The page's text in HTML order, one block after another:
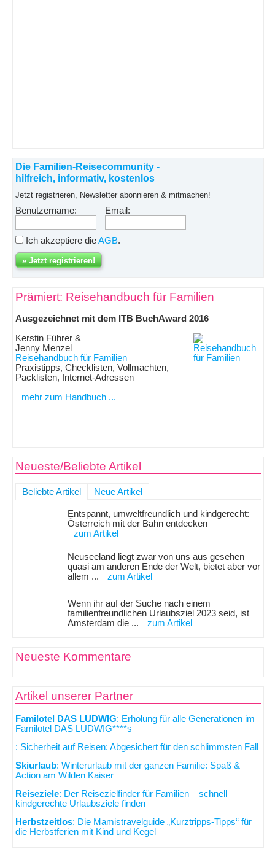
Die Familien-Reisecommunity -
hilfreich, informativ, kostenlos
Jetzt registrieren, Newsletter abonnieren & mitmachen!
Benutzername: Email:
Ich akzeptiere dieAGB.
Prämiert: Reisehandbuch für Familien
Ausgezeichnet mit dem ITB BuchAward 2016
Kerstin Führer &
Jenny Menzel
Reisehandbuch für Familien
Praxistipps, Checklisten, Vollmachten,
Packlisten, Internet-Adressen
mehr zum Handbuch ...
Neueste/Beliebte Artikel
Beliebte Artikel Neue Artikel
Entspannt, umweltfreundlich und kindgerecht:
Österreich mit der Bahn entdecken
zum Artikel
Neuseeland liegt zwar von uns aus gesehen
quasi am anderen Ende der Welt, bietet aber vor
allem ...
zum Artikel
Wenn ihr auf der Suche nach einem
familienfreundlichen Urlaubsziel 2023 seid, ist
Amsterdam die ...
zum Artikel
Neueste Kommentare
Artikel unserer Partner
Familotel DAS LUDWIG: Erholung für alle Generationen im
Familotel DAS LUDWIG****s
: Sicherheit auf Reisen: Abgesichert für den schlimmsten Fall
Skiurlaub: Winterurlaub mit der ganzen Familie: Spaß &
Action am Wilden Kaiser
Reiseziele: Der Reisezielfinder für Familien – schnell
kindgerechte Urlaubsziele finden
Herbstzeitlos: Die Mamistravelguide „Kurztripps-Tipps“ für
die Herbstferien mit Kind und Kegel